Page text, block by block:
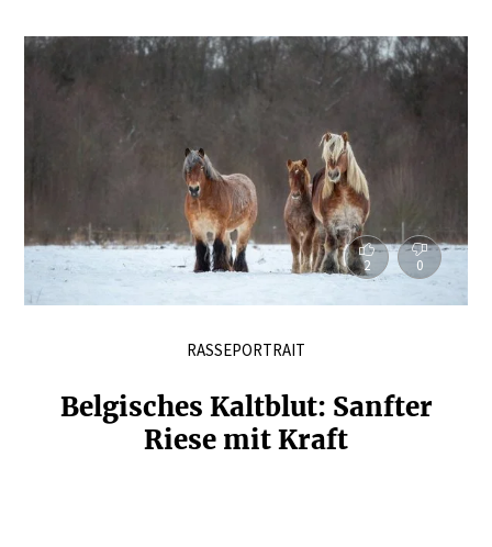
2 0
RASSEPORTRAIT
Belgi­sches Kaltblut: Sanfter
Riese mit Kraft